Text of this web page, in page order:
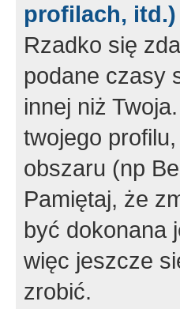
profilach, itd.)
Rzadko się
podane czasy
innej niż
twojego
obszaru (np
Pamiętaj, że
być dokonana
więc jeszcze
zrobić.